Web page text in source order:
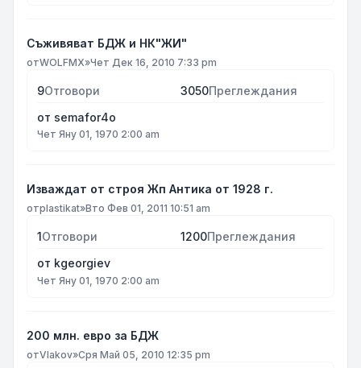
Съживяват БДЖ и НК"ЖИ"
отWOLFMX»Чет Дек 16, 2010 7:33 pm
9Отговори 3050Преглеждания
от semafor4o
Чет Яну 01, 1970 2:00 am
Изваждат от строя Жп Антика от 1928 г.
отplastikat»Вто Фев 01, 2011 10:51 am
1Отговори 1200Преглеждания
от kgeorgiev
Чет Яну 01, 1970 2:00 am
200 млн. евро за БДЖ
отVlakov»Сря Май 05, 2010 12:35 pm